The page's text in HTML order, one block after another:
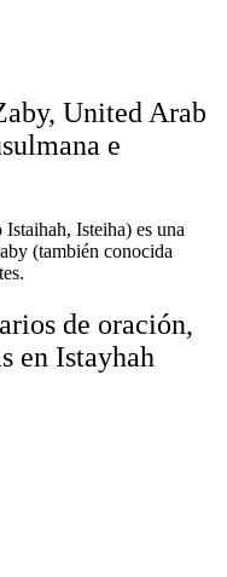
United Arab
e
Isteiha) es una
(también conocida
de oración,
en Istayhah